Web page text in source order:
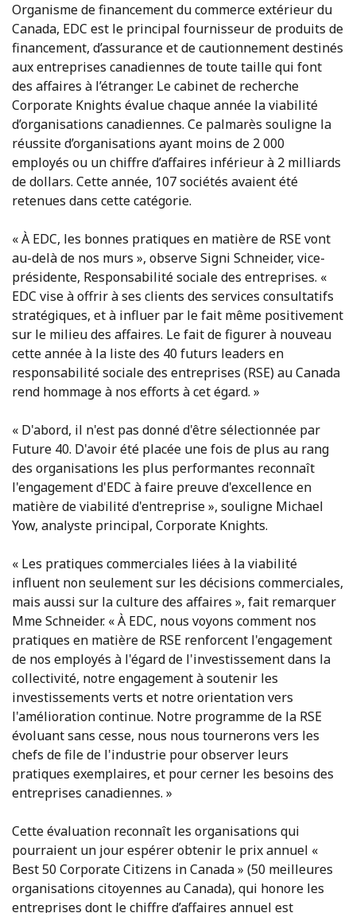
Organisme de financement du commerce extérieur du
Canada, EDC est le principal fournisseur de produits de
financement, d’assurance et de cautionnement destinés
aux entreprises canadiennes de toute taille qui font
des affaires à l’étranger. Le cabinet de recherche
Corporate Knights évalue chaque année la viabilité
d’organisations canadiennes. Ce palmarès souligne la
réussite d’organisations ayant moins de 2 000
employés ou un chiffre d’affaires inférieur à 2 milliards
de dollars. Cette année, 107 sociétés avaient été
retenues dans cette catégorie.
« À EDC, les bonnes pratiques en matière de RSE vont
au-delà de nos murs », observe Signi Schneider, vice-
présidente, Responsabilité sociale des entreprises. «
EDC vise à offrir à ses clients des services consultatifs
stratégiques, et à influer par le fait même positivement
sur le milieu des affaires. Le fait de figurer à nouveau
cette année à la liste des 40 futurs leaders en
responsabilité sociale des entreprises (RSE) au Canada
rend hommage à nos efforts à cet égard. »
« D'abord, il n'est pas donné d'être sélectionnée par
Future 40. D'avoir été placée une fois de plus au rang
des organisations les plus performantes reconnaît
l'engagement d'EDC à faire preuve d'excellence en
matière de viabilité d'entreprise », souligne Michael
Yow, analyste principal, Corporate Knights.
« Les pratiques commerciales liées à la viabilité
influent non seulement sur les décisions commerciales,
mais aussi sur la culture des affaires », fait remarquer
Mme Schneider. « À EDC, nous voyons comment nos
pratiques en matière de RSE renforcent l'engagement
de nos employés à l'égard de l'investissement dans la
collectivité, notre engagement à soutenir les
investissements verts et notre orientation vers
l'amélioration continue. Notre programme de la RSE
évoluant sans cesse, nous nous tournerons vers les
chefs de file de l'industrie pour observer leurs
pratiques exemplaires, et pour cerner les besoins des
entreprises canadiennes. »
Cette évaluation reconnaît les organisations qui
pourraient un jour espérer obtenir le prix annuel «
Best 50 Corporate Citizens in Canada » (50 meilleures
organisations citoyennes au Canada), qui honore les
entreprises dont le chiffre d’affaires annuel est